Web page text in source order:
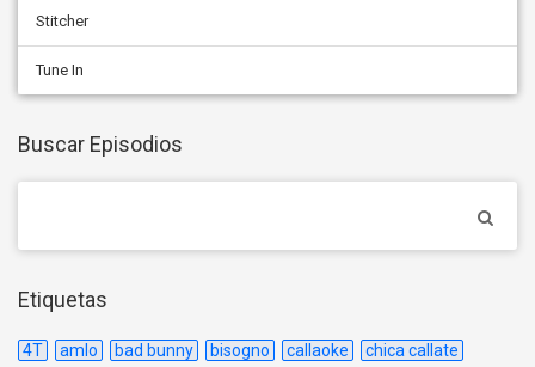
Stitcher
Tune In
Buscar Episodios
Etiquetas
4T amlo bad bunny bisogno callaoke
chica callate